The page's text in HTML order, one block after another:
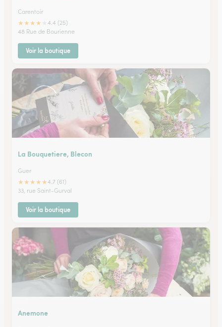
Carentoir
★★★★
4.4 (25)
48 Rue de Bourienne
Voir la boutique
La Bouquetiere, Blecon
Guer
★★★★★4.7 (61)
33, rue Saint-Gurval
Voir la boutique
Anemone